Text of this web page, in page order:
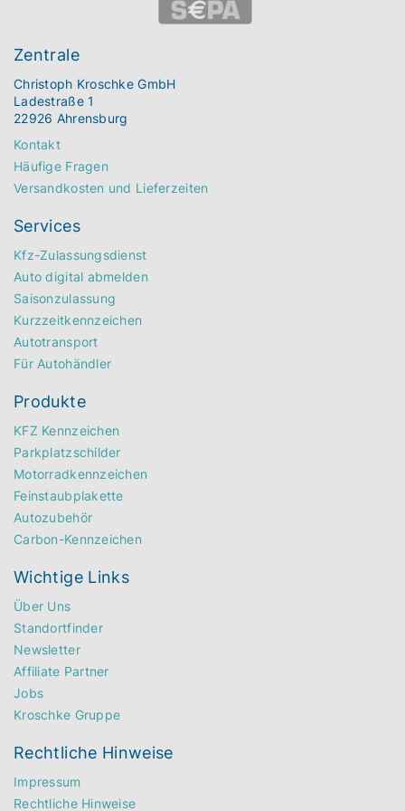
Zentrale
Christoph Kroschke GmbH
Ladestraße 1
22926 Ahrensburg
Kontakt
Häufige Fragen
Versandkosten und Lieferzeiten
Services
Kfz-Zulassungsdienst
Auto digital abmelden
Saisonzulassung
Kurzzeitkennzeichen
Autotransport
Für Autohändler
Produkte
KFZ Kennzeichen
Parkplatzschilder
Motorradkennzeichen
Feinstaubplakette
Autozubehör
Carbon-Kennzeichen
Wichtige Links
Über Uns
Standortfinder
Newsletter
Affiliate Partner
Jobs
Kroschke Gruppe
Rechtliche Hinweise
Impressum
Rechtliche Hinweise